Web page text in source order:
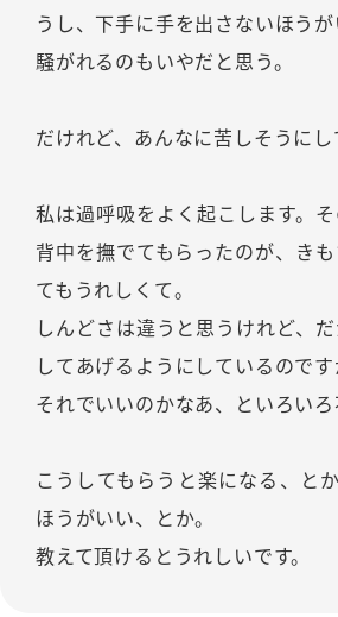
うし、下手に手を出さないほうが
騒がれるのもいやだと思う。
だけれど、あんなに苦しそうにし
私は過呼吸をよく起こします。そ
背中を撫でてもらったのが、き
てもうれしくて。
しんどさは違うと思うけれど、
してあげるようにしているのです
それでいいのかなあ、といろいろ
こうしてもらうと楽になる、と
ほうがいい、とか。
教えて頂けるとうれしいです。